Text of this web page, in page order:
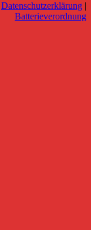
Datenschutzerklärung |
Batterieverordnung